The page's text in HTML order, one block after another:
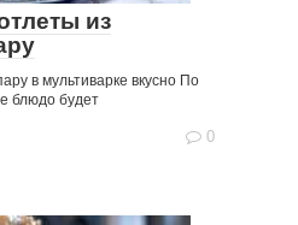
из
в мультиварке вкусно По
блюдо будет
0